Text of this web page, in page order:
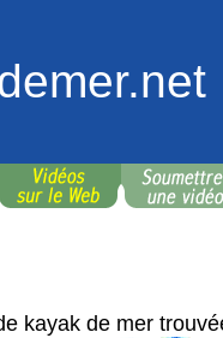
kayak de mer